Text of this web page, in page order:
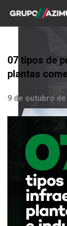
07 tipos de
plantas
9 de outubro